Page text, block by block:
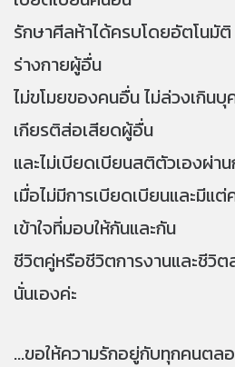
รักษาศีลห้าได้ครบโดยอัตโนมั
ร่างกายผู้อื่น
ไม่ขโมยของคนอื่น ไม่ล่วงเกิน
เกียรติส่อเสียดผู้อื่น
และไม่เบียดเบียนสติตัวเองผ่าน
เมื่อไม่มีการเบียดเบียนและมีแ
เข้าใจที่มอบให้กันและกัน
ชีวิตคู่หรือชีวิตการงานและชีวิ
นั่นเองค่ะ
...ขอให้ความรักอยู่กับทุกคนตลอ